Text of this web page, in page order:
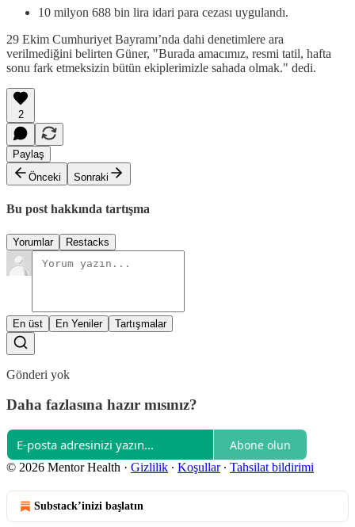
10 milyon 688 bin lira idari para cezası uygulandı.
29 Ekim Cumhuriyet Bayramı’nda dahi denetimlere ara
verilmediğini belirten Güner, "Burada amacımız, resmi tatil, hafta
sonu fark etmeksizin bütün ekiplerimizle sahada olmak." dedi.
2
Paylaş
Önceki
Sonraki
Bu post hakkında tartışma
Yorumlar Restacks
En üst En Yeniler Tartışmalar
Gönderi yok
Daha fazlasına hazır mısınız?
Abone olun
© 2026 Mentor Health · Gizlilik ∙ Koşullar∙ Tahsilat bildirimi
Substack’inizi başlatın